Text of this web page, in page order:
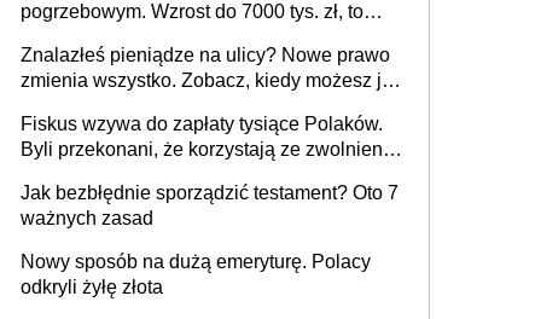
pogrzebowym. Wzrost do 7000 tys. zł, to
Znalazłeś pieniądze na ulicy? Nowe prawo
zmienia wszystko. Zobacz, kiedy możesz je
Fiskus wzywa do zapłaty tysiące Polaków.
Byli przekonani, że korzystają ze zwolnienia
Jak bezbłędnie sporządzić testament? Oto 7
ważnych zasad
Nowy sposób na dużą emeryturę. Polacy
odkryli żyłę złota